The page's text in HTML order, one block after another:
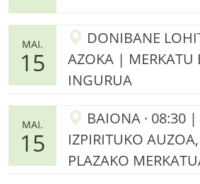
MAI.
15
DONIBANE
AZOKA | MERKATU
INGURUA
MAI.
15
BAIONA · 08:30
IZPIRITUKO
PLAZAKO